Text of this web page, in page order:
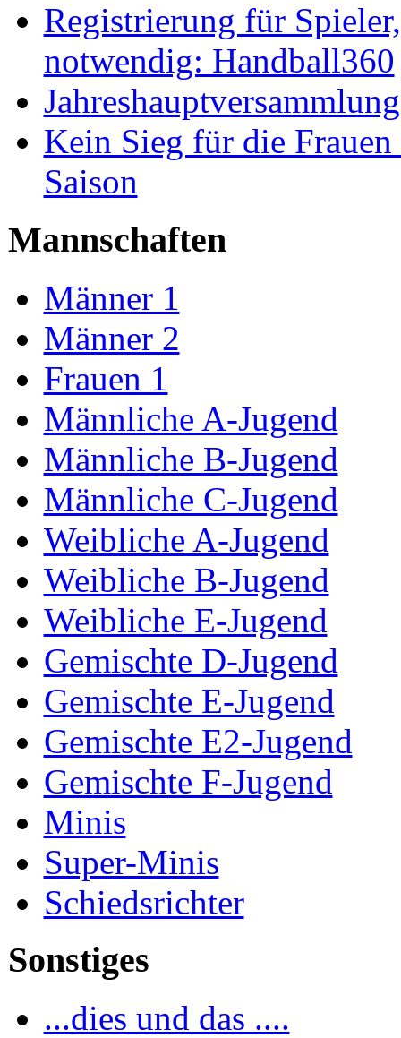
Registrierung für
notwendig: Handball360
Kein Sieg für die
Saison
Mannschaften
Männer 1
Männer 2
Frauen 1
Männliche A-Jugend
Männliche B-Jugend
Männliche C-Jugend
Weibliche A-Jugend
Weibliche B-Jugend
Weibliche E-Jugend
Gemischte D-Jugend
Gemischte E-Jugend
Gemischte E2-Jugend
Gemischte F-Jugend
Minis
Super-Minis
Schiedsrichter
Sonstiges
...dies und das ....